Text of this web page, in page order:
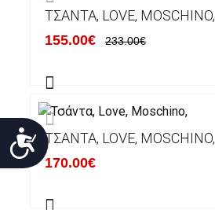
Προσιτότητα
ΤΣΆΝΤΑ, LOVE, MOSCHINO,
155.00€ 233.00€
ΤΣΆΝΤΑ, LOVE, MOSCHINO,
170.00€